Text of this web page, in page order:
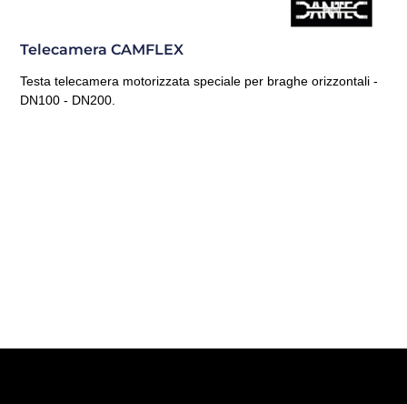
Telecamera CAMFLEX
Testa telecamera motorizzata speciale per braghe orizzontali -
DN100 - DN200.